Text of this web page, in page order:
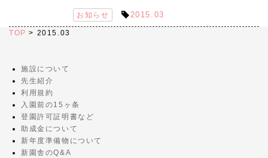
お知らせ 2015.03
TOP > 2015.03
施設について
先生紹介
利用規約
入園前の15ヶ条
登園許可証明書など
助成金について
新年度準備物について
新園舎のQ&A